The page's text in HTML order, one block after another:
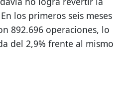
los primeros seis meses
892.696 operaciones, lo
del 2,9% frente al mismo